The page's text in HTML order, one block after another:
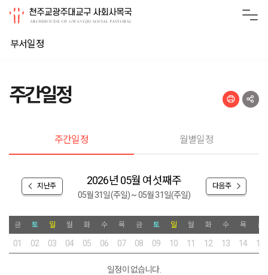
부서일정
주간일정
주간일정 월별일정
지난주 2026년 05월 여섯째주
05월 31일(주일) ~ 05월 31일(주일)
다음주
금 토 일 월 화 수 목 금 토 일 월 화 수 목 금
01 02 03 04 05 06 07 08 09 10 11 12 13 14 15
일정이 없습니다.